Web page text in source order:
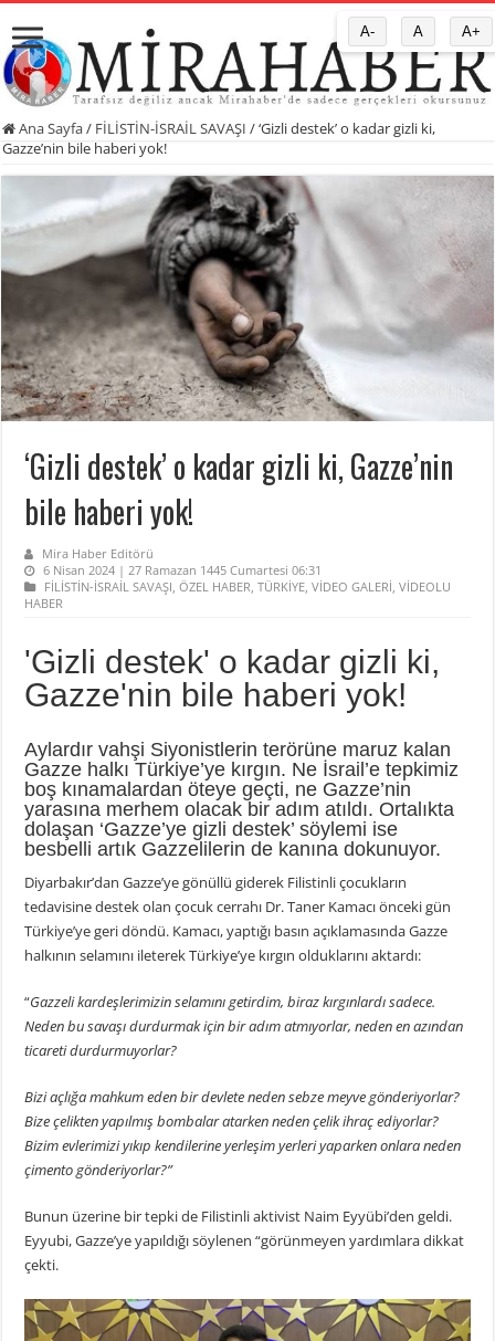
Ana Sayfa/ FİLİSTİN-İSRAİL SAVAŞI /‘Gizli destek’ o kadar gizli ki,
Gazze’nin bile haberi yok!
‘Gizli destek’ o kadar gizli ki, Gazze’nin
bile haberi yok!
Mira Haber Editörü
6 Nisan 2024 | 27 Ramazan 1445 Cumartesi 06:31
FİLİSTİN-İSRAİL SAVAŞI,ÖZEL HABER,TÜRKİYE,VİDEO GALERİ,VİDEOLU
HABER
'Gizli destek' o kadar gizli ki,
Gazze'nin bile haberi yok!
Aylardır vahşi Siyonistlerin terörüne maruz kalan
Gazze halkı Türkiye’ye kırgın. Ne İsrail’e tepkimiz
boş kınamalardan öteye geçti, ne Gazze’nin
yarasına merhem olacak bir adım atıldı. Ortalıkta
dolaşan ‘Gazze’ye gizli destek’ söylemi ise
besbelli artık Gazzelilerin de kanına dokunuyor.
Diyarbakır’dan Gazze’ye gönüllü giderek Filistinli çocukların
tedavisine destek olan çocuk cerrahı Dr. Taner Kamacı önceki gün
Türkiye’ye geri döndü. Kamacı, yaptığı basın açıklamasında Gazze
halkının selamını ileterek Türkiye’ye kırgın olduklarını aktardı:
“Gazzeli kardeşlerimizin selamını getirdim, biraz kırgınlardı sadece.
Neden bu savaşı durdurmak için bir adım atmıyorlar, neden en azından
ticareti durdurmuyorlar?
Bizi açlığa mahkum eden bir devlete neden sebze meyve gönderiyorlar?
Bize çelikten yapılmış bombalar atarken neden çelik ihraç ediyorlar?
Bizim evlerimizi yıkıp kendilerine yerleşim yerleri yaparken onlara neden
çimento gönderiyorlar?”
Bunun üzerine bir tepki de Filistinli aktivist Naim Eyyübi’den geldi.
Eyyubi, Gazze’ye yapıldığı söylenen “görünmeyen yardımlara dikkat
çekti.
A- A A+